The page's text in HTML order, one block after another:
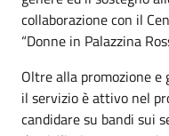
collaborazione con il
“Donne in Palazzina
Oltre alla promozione
il servizio è attivo nel
candidare su bandi sui